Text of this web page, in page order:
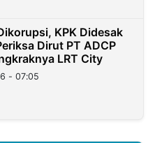
KPK Didesak
Dirut PT ADCP
LRT City
- 07:05